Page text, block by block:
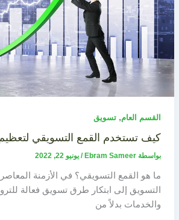
القسم العام, تسويق
كيف تستخدم القمع التسويقي
بواسطة Ebram Sameer
/ يونيو 22, 2022
ما هو القمع التسويقي؟ في الأزمنة
التسويق إلى ابتكار طرق تسويق فعالة
والخدمات بدلاً من